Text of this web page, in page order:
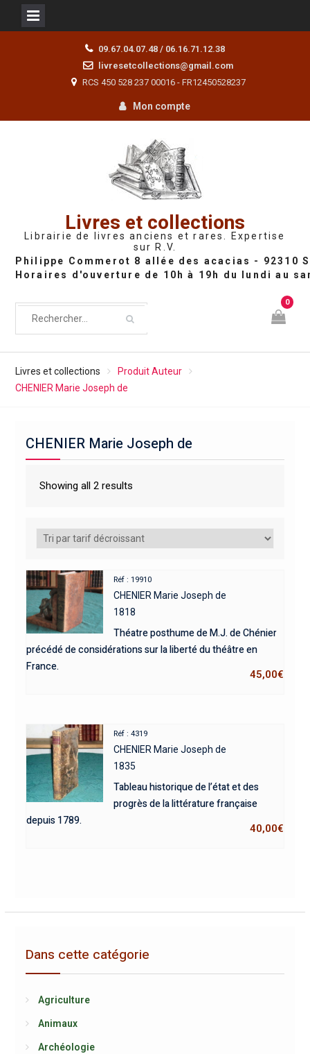
09.67.04.07.48 / 06.16.71.12.38
livresetcollections@gmail.com
RCS 450 528 237 00016 - FR12450528237
Mon compte
Livres et collections
Librairie de livres anciens et rares. Expertise
sur R.V.
0
Livres et collections
Produit Auteur
CHENIER Marie Joseph de
CHENIER Marie Joseph de
Showing all 2 results
Réf : 19910
CHENIER Marie Joseph de
1818
Théatre posthume de M.J. de Chénier
précédé de considérations sur la liberté du théâtre en
France.
45,00€
Réf : 4319
CHENIER Marie Joseph de
1835
Tableau historique de l’état et des
progrès de la littérature française
depuis 1789.
40,00€
Dans cette catégorie
Agriculture
Animaux
Archéologie